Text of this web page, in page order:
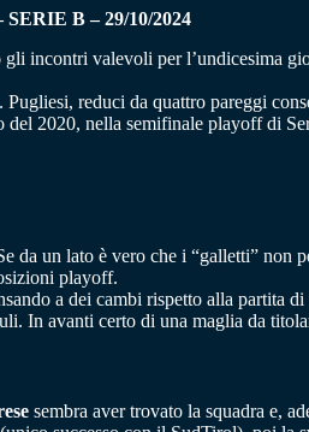
B – 29/10/2024
incontri valevoli per l’undicesima
reduci da quattro pareggi
2020, nella semifinale playoff di
da un lato è vero che i “galletti”
playoff.
a dei cambi rispetto alla
In avanti certo di una maglia da
sembra aver trovato la squadra e,